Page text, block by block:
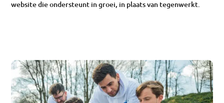
website die ondersteunt in groei, in plaats van tegenwerkt.